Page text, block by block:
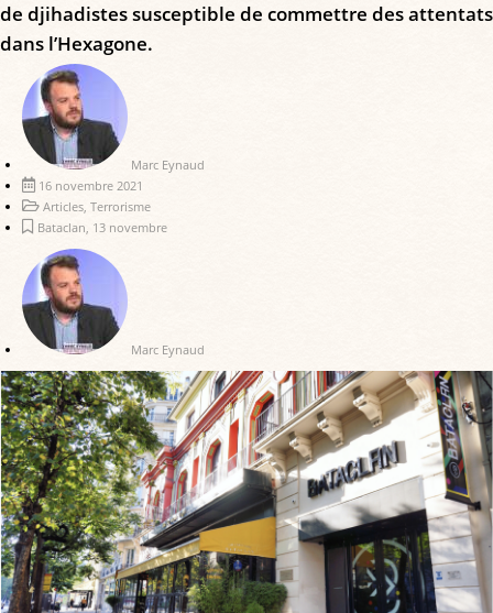
de djihadistes susceptible de commettre des attentats
dans l’Hexagone.
Marc Eynaud
16 novembre 2021
Articles, Terrorisme
Bataclan, 13 novembre
Marc Eynaud